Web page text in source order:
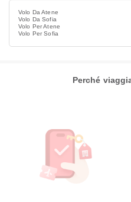
Volo Da Atene
Volo Da Sofia
Volo Per Atene
Volo Per Sofia
Perché